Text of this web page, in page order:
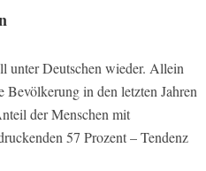
unter Deutschen wieder. Allein
in den letzten Jahren
der Menschen mit
57 Prozent – Tendenz